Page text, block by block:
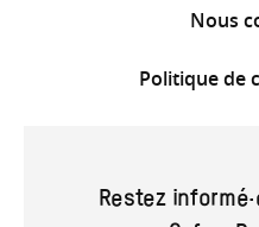
Nous
Politique de
Restez